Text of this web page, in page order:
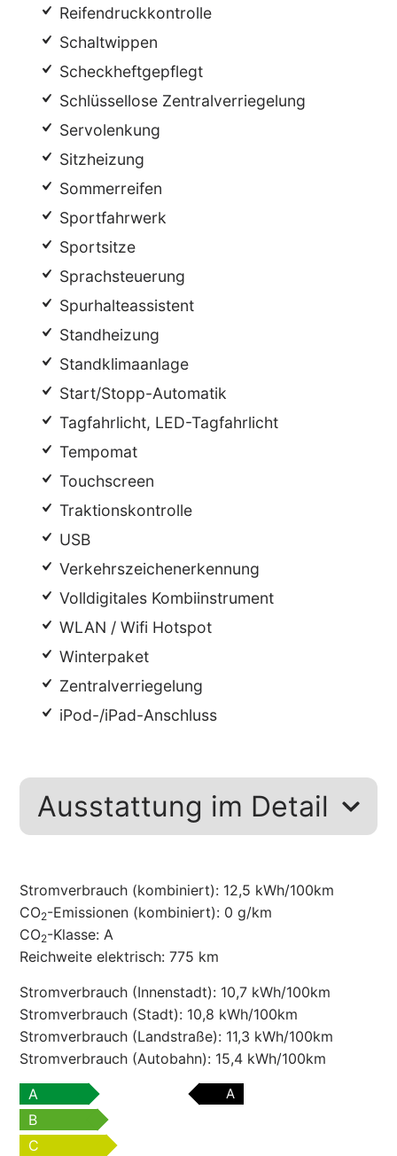
Reifendruckkontrolle
Schaltwippen
Scheckheftgepflegt
Schlüssellose Zentralverriegelung
Servolenkung
Sitzheizung
Sommerreifen
Sportfahrwerk
Sportsitze
Sprachsteuerung
Spurhalteassistent
Standheizung
Standklimaanlage
Start/Stopp-Automatik
Tagfahrlicht, LED-Tagfahrlicht
Tempomat
Touchscreen
Traktionskontrolle
USB
Verkehrszeichenerkennung
Volldigitales Kombiinstrument
WLAN / Wifi Hotspot
Winterpaket
Zentralverriegelung
iPod-/iPad-Anschluss
Ausstattung im Detail
Stromverbrauch (kombiniert): 12,5 kWh/100km
CO2-Emissionen (kombiniert): 0 g/km
CO2-Klasse:A
Reichweite elektrisch:775 km
Stromverbrauch (Innenstadt): 10,7 kWh/100km
Stromverbrauch (Stadt): 10,8 kWh/100km
Stromverbrauch (Landstraße): 11,3 kWh/100km
Stromverbrauch (Autobahn): 15,4 kWh/100km
A
A
B
C